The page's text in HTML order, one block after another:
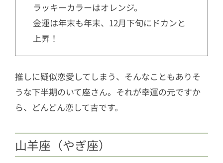
ラッキーカラーはオレンジ。
金運は年末も年末、12月下旬にドカンと
上昇！
推しに疑似恋愛してしまう、そんなこともありそ
うな下半期のいて座さん。それが幸運の元ですか
ら、どんどん恋して吉です。
山羊座（やぎ座）